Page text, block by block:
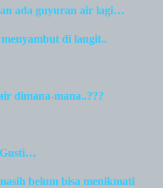
ada guyuran air lagi…
di langit..
dimana-mana..???
belum bisa menikmati